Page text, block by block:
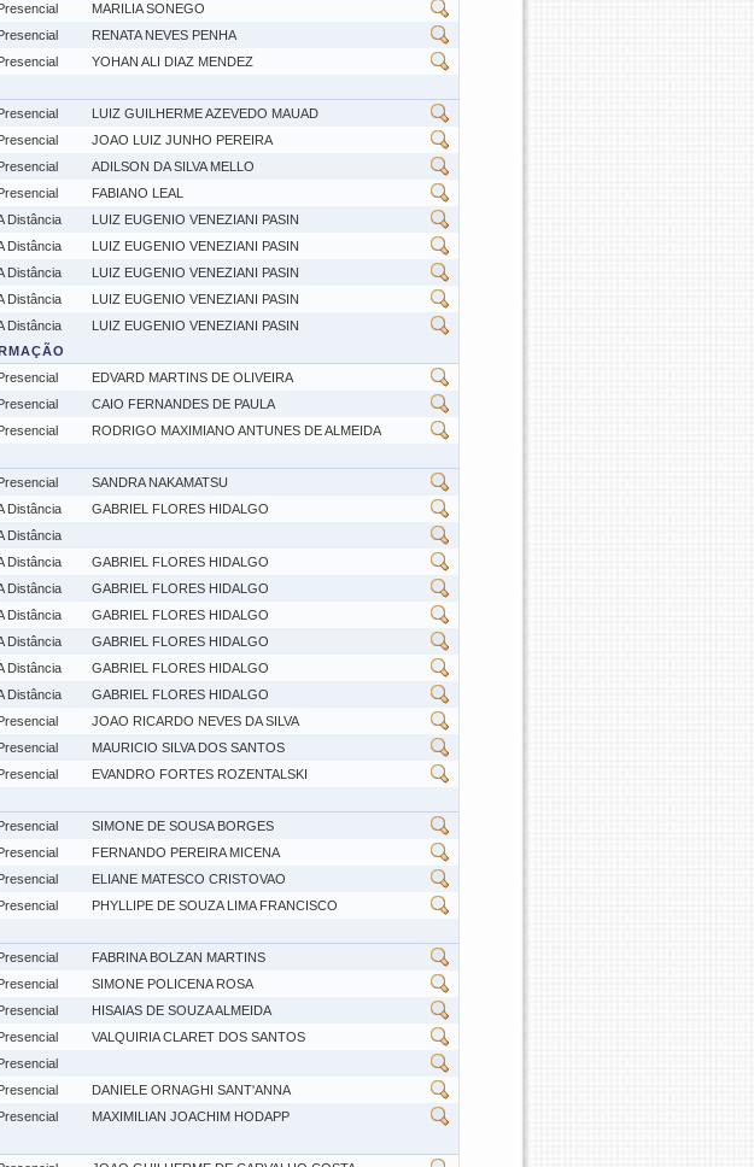
MARILIA SONEGO
RENATA NEVES PENHA
YOHAN ALI DIAZ MENDEZ
LUIZ GUILHERME AZEVEDO MAUAD
JOAO LUIZ JUNHO PEREIRA
ADILSON DA SILVA MELLO
FABIANO LEAL
Distância
LUIZ EUGENIO VENEZIANI PASIN
Distância
LUIZ EUGENIO VENEZIANI PASIN
Distância
LUIZ EUGENIO VENEZIANI PASIN
Distância
LUIZ EUGENIO VENEZIANI PASIN
Distância
LUIZ EUGENIO VENEZIANI PASIN
EDVARD MARTINS DE OLIVEIRA
CAIO FERNANDES DE PAULA
RODRIGO MAXIMIANO ANTUNES DE ALMEIDA
SANDRA NAKAMATSU
Distância
GABRIEL FLORES HIDALGO
Distância
Distância
GABRIEL FLORES HIDALGO
Distância
GABRIEL FLORES HIDALGO
Distância
GABRIEL FLORES HIDALGO
Distância
GABRIEL FLORES HIDALGO
Distância
GABRIEL FLORES HIDALGO
Distância
GABRIEL FLORES HIDALGO
JOAO RICARDO NEVES DA SILVA
MAURICIO SILVA DOS SANTOS
EVANDRO FORTES ROZENTALSKI
SIMONE DE SOUSA BORGES
FERNANDO PEREIRA MICENA
ELIANE MATESCO CRISTOVAO
PHYLLIPE DE SOUZA LIMA FRANCISCO
FABRINA BOLZAN MARTINS
SIMONE POLICENA ROSA
HISAIAS DE SOUZA ALMEIDA
VALQUIRIA CLARET DOS SANTOS
DANIELE ORNAGHI SANT'ANNA
MAXIMILIAN JOACHIM HODAPP